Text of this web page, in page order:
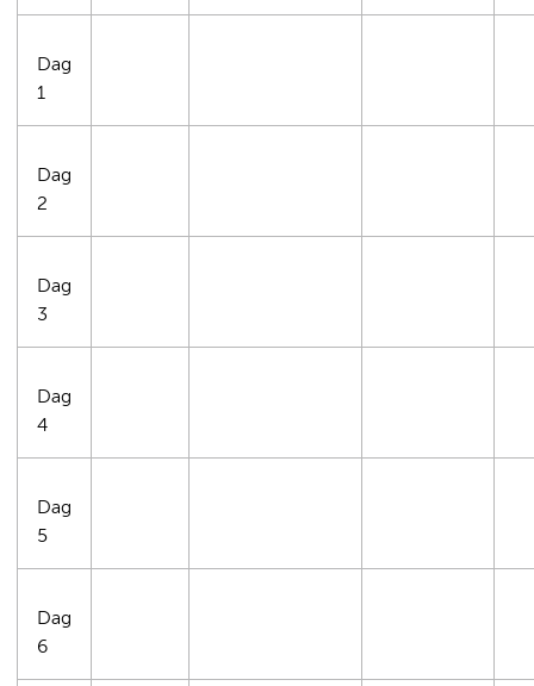
Dag
1
Dag
2
Dag
3
Dag
4
Dag
5
Dag
6